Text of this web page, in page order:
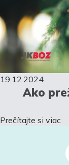
19.12.2024
Ako
Prečítajte si viac